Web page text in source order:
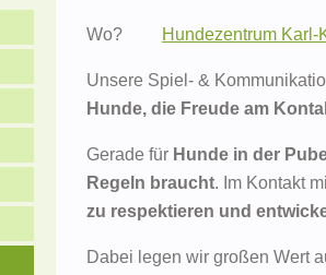
Wo? Hundezentrum Karl-
Unsere Spiel- &
Hunde, die Freude am
Gerade für Hunde in der
Regeln braucht. Im Kontakt
zu respektieren und
Dabei legen wir großen Wert